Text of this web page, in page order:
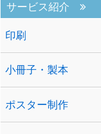
サービス紹介
印刷
小冊子・製本
ポスター制作